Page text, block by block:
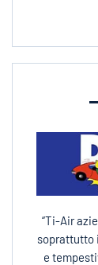
“Ti-Air
soprattutto
e